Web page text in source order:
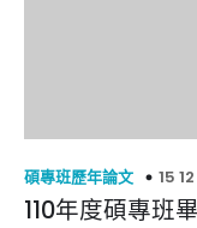
碩專班歷年論文 15
110年度碩專班